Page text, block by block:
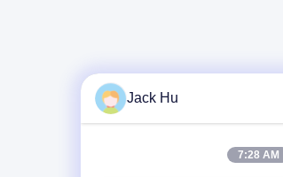
Jack Hu
7:28 AM